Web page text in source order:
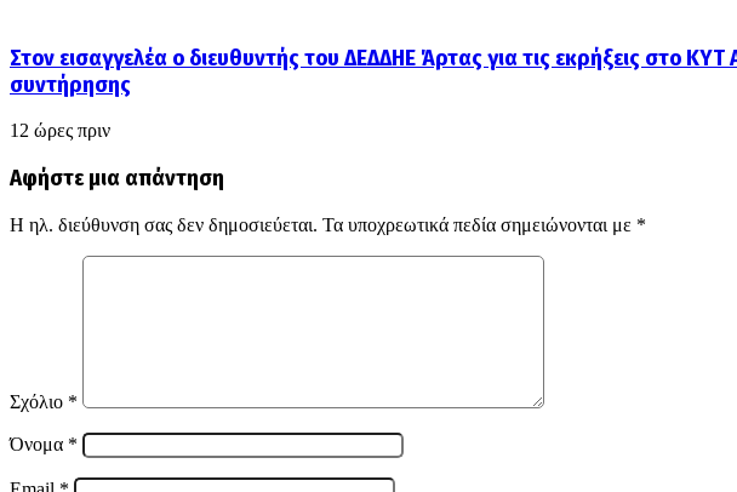
Στον εισαγγελέα ο διευθυντής του ΔΕΔΔΗΕ Άρτας για τις εκρήξεις στο ΚΥΤ
συντήρησης
12 ώρες πριν
Αφήστε μια απάντηση
Η ηλ. διεύθυνση σας δεν δημοσιεύεται. Τα υποχρεωτικά πεδία σημειώνονται με *
Σχόλιο *
Όνομα *